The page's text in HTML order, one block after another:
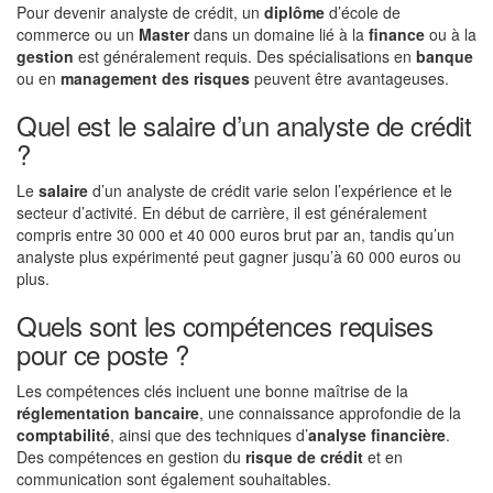
Pour devenir analyste de crédit, un diplôme d’école de
commerce ou un Masterdans un domaine lié à la finance ou à la
gestion est généralement requis. Des spécialisations en banque
ou en management des risques peuvent être avantageuses.
Quel est le salaire d’un analyste de crédit
?
Le salaire d’un analyste de crédit varie selon l’expérience et le
secteur d’activité. En début de carrière, il est généralement
compris entre 30 000 et 40 000 euros brut par an, tandis qu’un
analyste plus expérimenté peut gagner jusqu’à 60 000 euros ou
plus.
Quels sont les compétences requises
pour ce poste ?
Les compétences clés incluent une bonne maîtrise de la
réglementation bancaire, une connaissance approfondie de la
comptabilité, ainsi que des techniques d’analyse financière.
Des compétences en gestion du risque de crédit et en
communication sont également souhaitables.